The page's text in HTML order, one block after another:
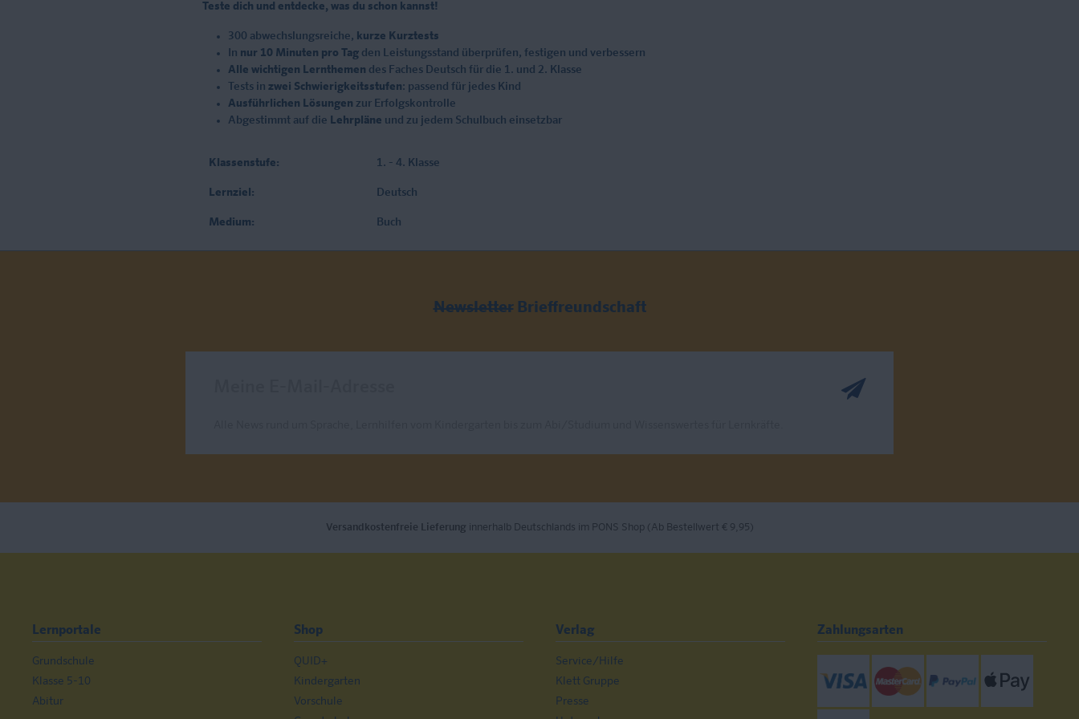
Teste dich und entdecke, was du schon kannst!
300 abwechslungsreiche, kurze Kurztests
In nur 10 Minuten pro Tag den Leistungsstand überprüfen, festigen und verbessern
Alle wichtigen Lernthemen des Faches Deutsch für die 1. und 2. Klasse
Tests in zwei Schwierigkeitsstufen: passend für jedes Kind
Ausführlichen Lösungen zur Erfolgskontrolle
Abgestimmt auf die Lehrpläne und zu jedem Schulbuch einsetzbar
Klassenstufe: 1. - 4. Klasse
Lernziel: Deutsch
Medium: Buch
Newsletter Brieffreundschaft
Versandkostenfreie Lieferung innerhalb Deutschlands im PONS Shop (Ab Bestellwert € 9,95)
Lernportale
Grundschule
Klasse 5-10
Abitur
Shop
QUID+
Kindergarten
Vorschule
Verlag
Service/Hilfe
Klett Gruppe
Presse
Zahlungsarten
Mastercard